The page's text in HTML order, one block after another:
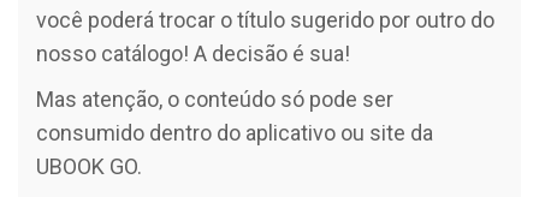
você poderá trocar o título sugerido por outro do
nosso catálogo! A decisão é sua!
Mas atenção, o conteúdo só pode ser
consumido dentro do aplicativo ou site da
UBOOK GO.